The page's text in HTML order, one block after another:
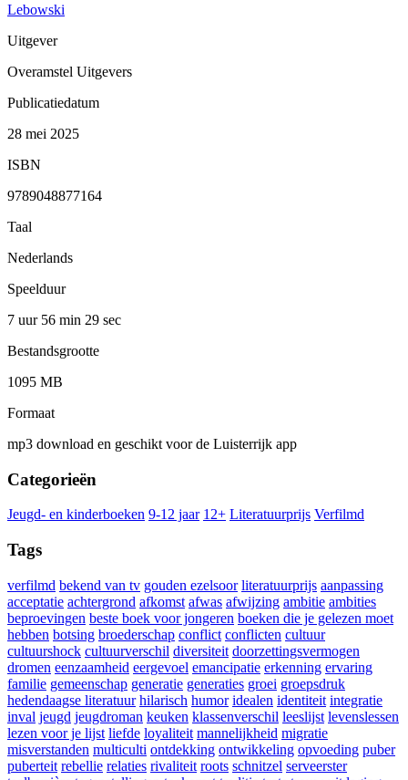
Lebowski
Uitgever
Overamstel Uitgevers
Publicatiedatum
28 mei 2025
ISBN
9789048877164
Taal
Nederlands
Speelduur
7 uur 56 min 29 sec
Bestandsgrootte
1095 MB
Formaat
mp3 download en geschikt voor de Luisterrijk app
Categorieën
Jeugd- en kinderboeken 9-12 jaar 12+ Literatuurprijs Verfilmd
Tags
verfilmd bekend van tv gouden ezelsoor literatuurprijs aanpassing
acceptatie achtergrond afkomst afwas afwijzing ambitie ambities
beproevingen beste boek voor jongeren boeken die je gelezen moet
hebben botsing broederschap conflict conflicten cultuur
cultuurshock cultuurverschil diversiteit doorzettingsvermogen
dromen eenzaamheid eergevoel emancipatie erkenning ervaring
familie gemeenschap generatie generaties groei groepsdruk
hedendaagse literatuur hilarisch humor idealen identiteit integratie
inval jeugd jeugdroman keuken klassenverschil leeslijst levenslessen
lezen voor je lijst liefde loyaliteit mannelijkheid migratie
misverstanden multiculti ontdekking ontwikkeling opvoeding puber
puberteit rebellie relaties rivaliteit roots schnitzel serveerster